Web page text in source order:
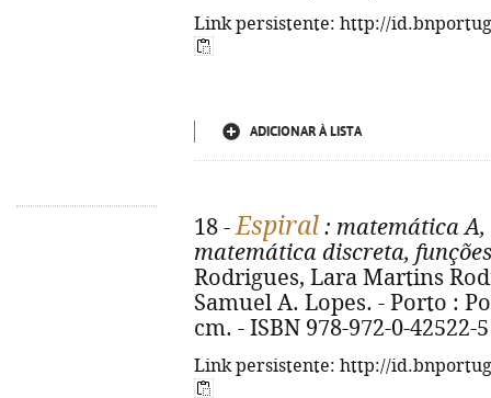
Link persistente: http://
ADICIONAR À LISTA
18 -Espiral : matemática A,
matemática discreta, funções
Rodrigues, Lara Martins
Samuel A. Lopes. - Porto :
cm. - ISBN 978-972-0-42522-5
Link persistente: http://